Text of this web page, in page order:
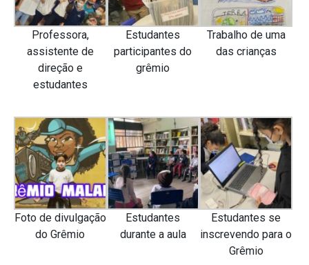
Professora,
assistente de
direção e
estudantes
Estudantes
participantes do
grêmio
Trabalho de uma
das crianças
Foto de divulgação
do Grêmio
Estudantes
durante a aula
Estudantes se
inscrevendo para o
Grêmio